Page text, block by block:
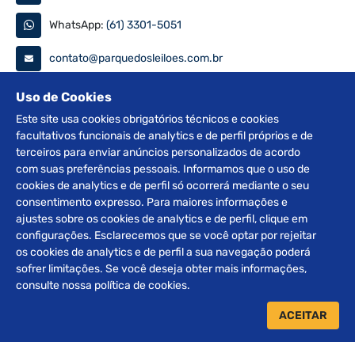
WhatsApp: (61) 3301-5051
contato@parquedosleiloes.com.br
Consulte seu documento
PESQUISAR
Siga nas redes
2012 © Copyright Parque dos Leilões. Desenvolvido por
Uso de Cookies
Este site usa cookies obrigatórios técnicos e cookies
facultativos funcionais de analytics e de perfil próprios e de
terceiros para enviar anúncios personalizados de acordo
com suas preferências pessoais. Informamos que o uso de
cookies de analytics e de perfil só ocorrerá mediante o seu
consentimento expresso. Para maiores informações e
ajustes sobre os cookies de analytics e de perfil, clique em
configurações. Esclarecemos que se você optar por rejeitar
os cookies de analytics e de perfil a sua navegação poderá
sofrer limitações. Se você deseja obter mais informações,
consulte nossa política de cookies.
ACEITAR